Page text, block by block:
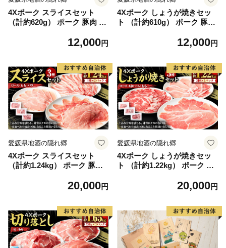
4Xポーク スライスセット
（計約620g） ポーク 豚肉 肉
12,000円
4Xポーク しょうが焼きセッ
ト （計約610g） ポーク 豚肉
12,000円
愛媛県地酒の隠れ郷
4Xポーク スライスセット
（計約1.24kg） ポーク 豚肉
20,000円
愛媛県地酒の隠れ郷
4Xポーク しょうが焼きセッ
ト （計約1.22kg） ポーク 豚
20,000円